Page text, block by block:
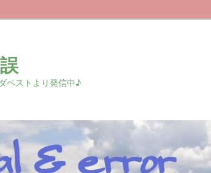
ペストより発信中♪